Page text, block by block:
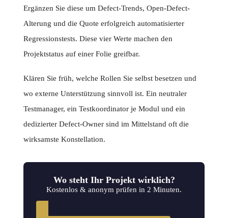
Ergänzen Sie diese um Defect-Trends, Open-Defect-
Alterung und die Quote erfolgreich automatisierter
Regressionstests. Diese vier Werte machen den
Projektstatus auf einer Folie greifbar.
Klären Sie früh, welche Rollen Sie selbst besetzen und
wo externe Unterstützung sinnvoll ist. Ein neutraler
Testmanager, ein Testkoordinator je Modul und ein
dedizierter Defect-Owner sind im Mittelstand oft die
wirksamste Konstellation.
Wo steht Ihr Projekt wirklich?
Kostenlos & anonym prüfen in 2 Minuten.